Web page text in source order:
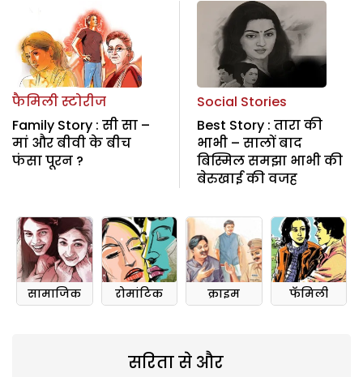
फैमिली स्टोरीज
Family Story : सी सा –
मां और बीवी के बीच
फंसा पूरन ?
Social Stories
Best Story : तारा की
भाभी – सालों बाद
बिस्मिल समझा भाभी की
बेरुखाई की वजह
सामाजिक रोमांटिक क्राइम फॅमिली
सरिता से और